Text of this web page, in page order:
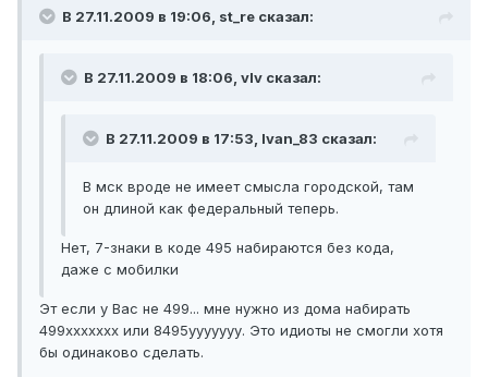
В 27.11.2009 в 19:06, st_re сказал:
В 27.11.2009 в 18:06, vIv сказал:
В 27.11.2009 в 17:53, Ivan_83 сказал:
В мск вроде не имеет смысла городской, там
он длиной как федеральный теперь.
Нет, 7-знаки в коде 495 набираются без кода,
даже с мобилки
Эт если у Вас не 499... мне нужно из дома набирать
499ххххххх или 8495ууууууу. Это идиоты не смогли хотя
бы одинаково сделать.